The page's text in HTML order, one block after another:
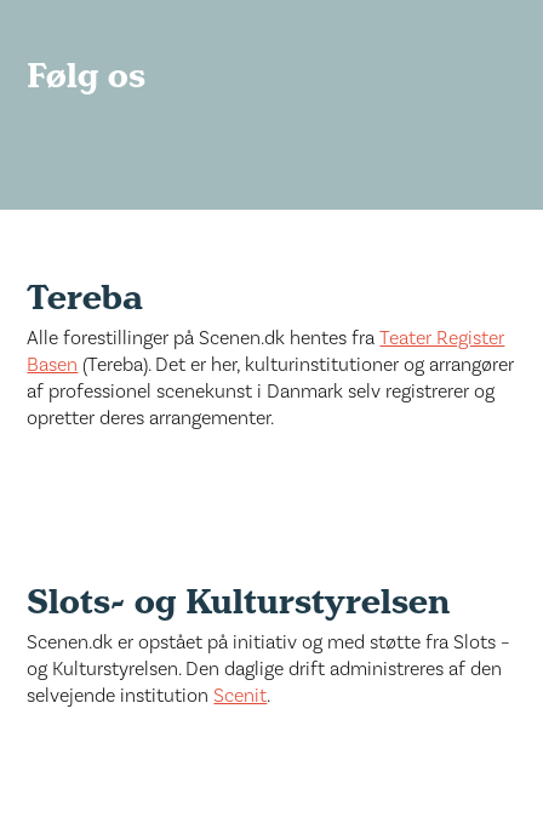
Følg os
Tereba
Alle forestillinger på Scenen.dk hentes fraTeater Register
Basen (Tereba). Det er her, kulturinstitutioner og arrangører
af professionel scenekunst i Danmark selv registrerer og
opretter deres arrangementer.
Slots- og Kulturstyrelsen
Scenen.dk er opstået på initiativ og med støtte fra Slots –
og Kulturstyrelsen. Den daglige drift administreres af den
selvejende institutionScenit.